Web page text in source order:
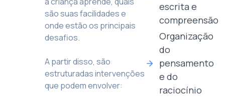
são suas facilidades e
onde estão os principais
desafios.
A partir disso, são
estruturadas intervenções
que podem envolver:
escrita e
compreensão
Organização
do
pensamento
e do
raciocínio